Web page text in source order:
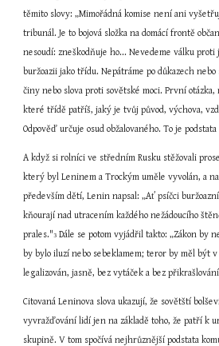
těmito slovy: „Mimořádná komise není ani
tribunál. Je to bojová složka na domácí frontě
nesoudí: zneškodňuje ho... Nevedeme válku
buržoazii jako třídu. Nepátráme po důkazech
činy nebo slova proti sovětské moci. První
které třídě patříš, jaký je tvůj původ, výchova,
Odpověď určuje osud obžalovaného. To je
A když si rolníci ve středním Rusku stěžovali
který byl Leninem a Trockým uměle vyvolán, a
především dětí, Lenin napsal: „Ať psíčci
kňourají nad utracením každého nežádoucího
prales."3 Dále se potom vyjádřil takto: „Zákon by
by bylo iluzí nebo sebeklamem; teror by měl být
legalizován, jasně, bez vytáček a bez
Citovaná Leninova slova ukazují, že sovětští
vyvražďování lidí jen na základě toho, že patří k
skupině. V tom spočívá nejhrůznější podstata